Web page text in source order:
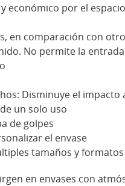
económico por el
en comparación con
No permite la
Disminuye el impacto
un solo uso
de golpes
el envase
tamaños y
en envases con